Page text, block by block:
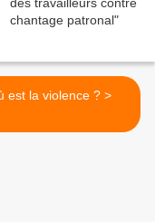
Où est la violence ? >